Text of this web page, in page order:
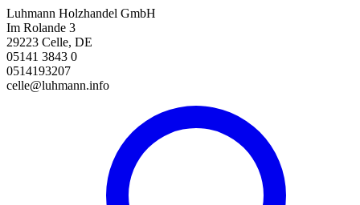
Luhmann Holzhandel GmbH
Im Rolande 3
29223 Celle, DE
05141 3843 0
0514193207
celle@luhmann.info